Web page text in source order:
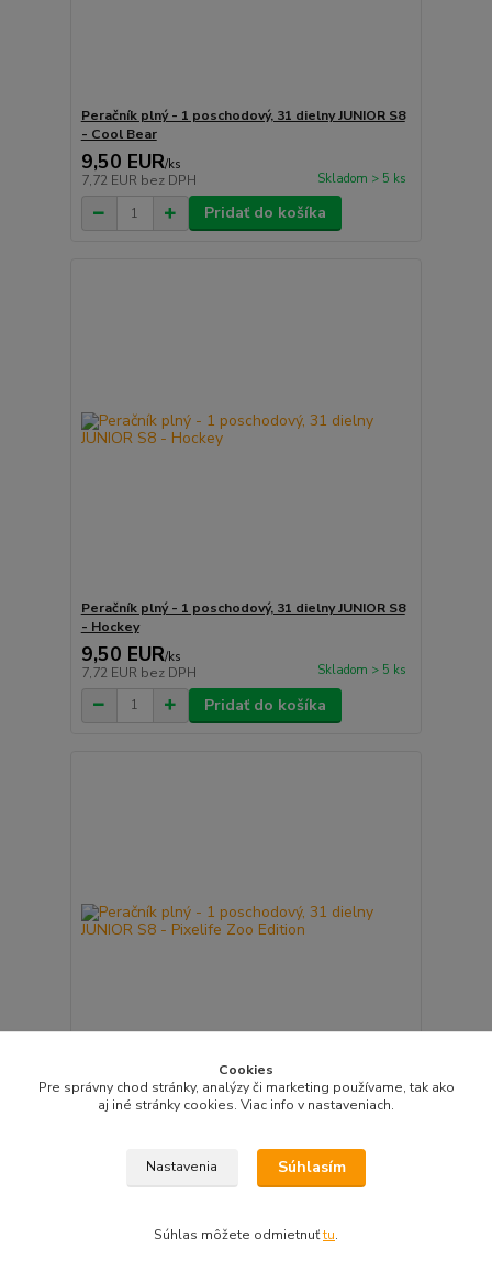
Peračník plný - 1 poschodový, 31 dielny JUNIOR S8
- Cool Bear
9,50 EUR/ks
7,72 EUR bez DPH Skladom > 5 ks
Pridať do košíka
Peračník plný - 1 poschodový, 31 dielny JUNIOR S8
- Hockey
9,50 EUR/ks
7,72 EUR bez DPH Skladom > 5 ks
Pridať do košíka
Peračník plný - 1 poschodový, 31 dielny JUNIOR S8
bez DPH Skladom > 5 ks
Cookies
Pre správny chod stránky, analýzy či marketing používame, tak ako
aj iné stránky cookies. Viac info v nastaveniach.
Nastavenia Súhlasím
Súhlas môžete odmietnuťtu.